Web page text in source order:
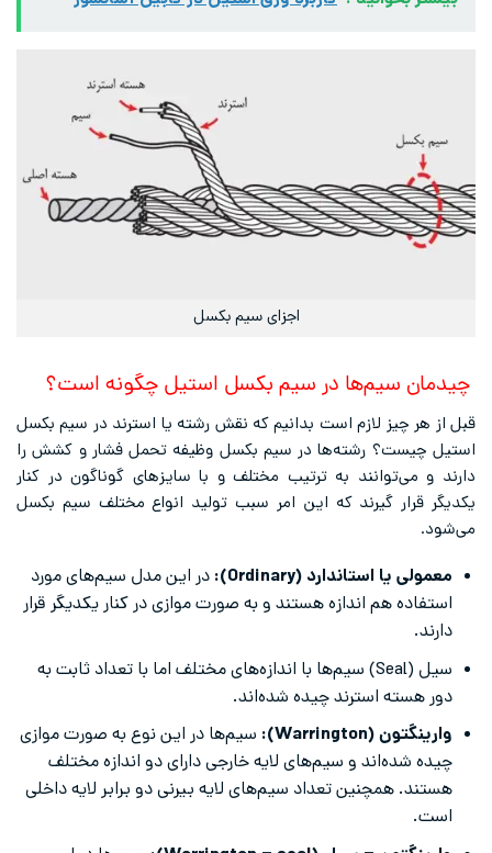
اجزای سیم بکسل
چیدمان سیم‌ها در سیم بکسل استیل چگونه است؟
قبل از هر چیز لازم است بدانیم که نقش رشته یا استرند در سیم بکسل
استیل چیست؟ رشته‌ها در سیم بکسل وظیفه تحمل فشار و کشش را
دارند و می‌توانند به ترتیب‌ مختلف و با سایزهای گوناگون در کنار
یکدیگر قرار گیرند که این امر سبب تولید انواع مختلف سیم بکسل
می‌شود.
معمولی یا استاندارد (Ordinary):
در این مدل سیم‌های مورد
استفاده هم اندازه هستند و به صورت موازی در کنار یکدیگر قرار
دارند.
سیل (Seal) سیم‌ها با اندازه‌های مختلف اما با تعداد ثابت به
دور هسته استرند چیده شده‌اند.
وارینگتون (Warrington):
سیم‌ها در این نوع به صورت موازی
چیده‌ شده‌اند و سیم‌های لایه خارجی دارای دو اندازه مختلف
هستند. همچنین تعداد سیم‌های لایه بیرنی دو برابر لایه داخلی
است.